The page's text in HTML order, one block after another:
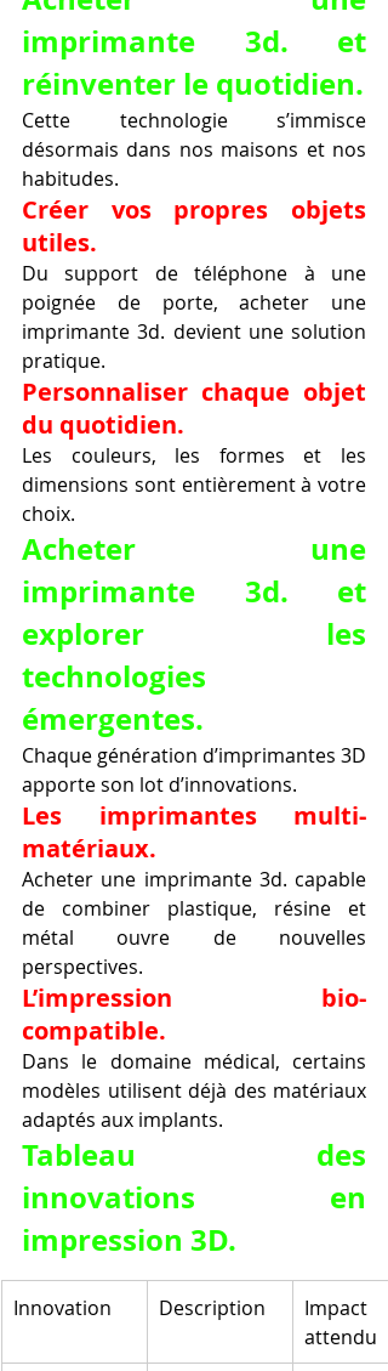
imprimante 3d. et
réinventer le quotidien.
Cette technologie s’immisce
désormais dans nos maisons et nos
habitudes.
Créer vos propres objets
utiles.
Du support de téléphone à une
poignée de porte, acheter une
imprimante 3d. devient une solution
pratique.
Personnaliser chaque objet
du quotidien.
Les couleurs, les formes et les
dimensions sont entièrement à votre
choix.
Acheter une
imprimante 3d. et
explorer les
technologies
émergentes.
Chaque génération d’imprimantes 3D
apporte son lot d’innovations.
Les imprimantes multi-
matériaux.
Acheter une imprimante 3d. capable
de combiner plastique, résine et
métal ouvre de nouvelles
perspectives.
L’impression bio-
compatible.
Dans le domaine médical, certains
modèles utilisent déjà des matériaux
adaptés aux implants.
Tableau des
innovations en
impression 3D.
Innovation Description
Impact
attendu